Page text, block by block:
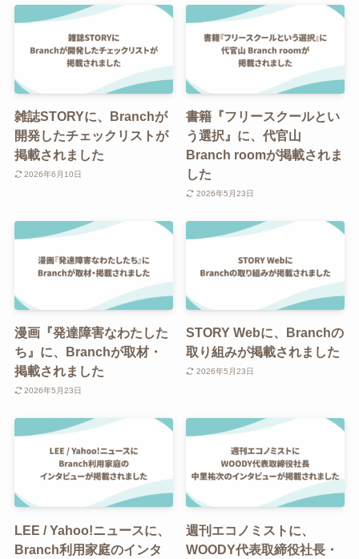
雑誌STORYに、Branchが
開発したチェックリストが
掲載されました
2026年6月10日
書籍『フリースクールとい
う選択』に、代官山
Branch roomが掲載されま
した
2026年5月23日
漫画『発達障害なわたした
ち』に、Branchが取材・
掲載されました
2026年5月23日
STORY Webに、Branchの
取り組みが掲載されました
2026年5月23日
LEE / Yahoo!ニュースに、
Branch利用家庭のインタ
週刊エコノミストに、
WOODY代表取締役社長・